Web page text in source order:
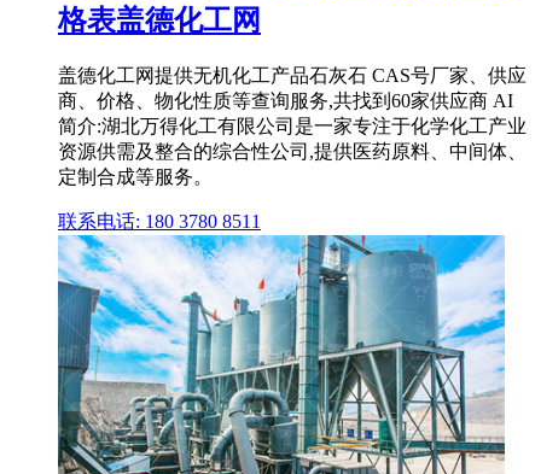
格表盖德化工网
盖德化工网提供无机化工产品石灰石 CAS号厂家、供应
商、价格、物化性质等查询服务,共找到60家供应商 AI
简介:湖北万得化工有限公司是一家专注于化学化工产业
资源供需及整合的综合性公司,提供医药原料、中间体、
定制合成等服务。
联系电话: 180 3780 8511